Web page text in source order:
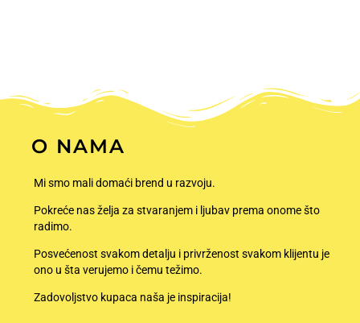
O NAMA
Mi smo mali domaći brend u razvoju.
Pokreće nas želja za stvaranjem i ljubav prema onome što
radimo.
Posvećenost svakom detalju i privrženost svakom klijentu je
ono u šta verujemo i čemu težimo.
Zadovoljstvo kupaca naša je inspiracija!